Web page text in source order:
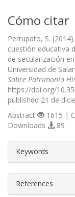
Cómo citar
Perrupato, S.
cuestión educativa
de secularización
Universidad de
Sobre Patrimonio
https://doi.org/
published 21 de
Abstract
1615 |
Downloads
89
Keywords
References